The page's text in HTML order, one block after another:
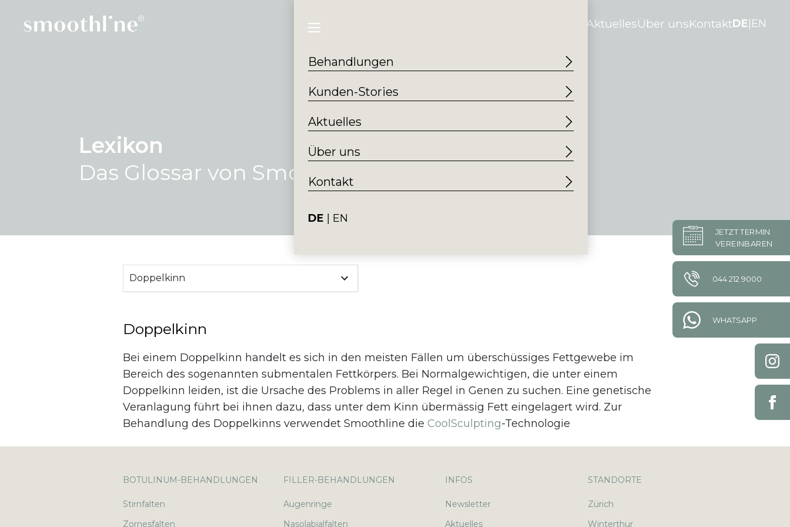
JETZT TERMIN
VEREINBAREN
044 212 9000
WHATSAPP
AktuellesÜber unsKontaktDE EN
Behandlungen
Kunden-Stories
Aktuelles
Über uns
Kontakt
DE EN
Lexikon
Das Glossar von Smoothline
Doppelkinn
Doppelkinn
Bei einem Doppelkinn handelt es sich in den meisten Fällen um überschüssiges Fettgewebe im
Bereich des sogenannten submentalen Fettkörpers. Bei Normalgewichtigen, die unter einem
Doppelkinn leiden, ist die Ursache des Problems in aller Regel in Genen zu suchen. Eine genetische
Veranlagung führt bei ihnen dazu, dass unter dem Kinn übermässig Fett eingelagert wird. Zur
Behandlung des Doppelkinns verwendet Smoothline die CoolSculpting-Technologie
BOTULINUM-BEHANDLUNGEN
Stirnfalten
Zornesfalten
FILLER-BEHANDLUNGEN
Augenringe
Nasolabialfalten
INFOS
Newsletter
Aktuelles
STANDORTE
Zürich
Winterthur